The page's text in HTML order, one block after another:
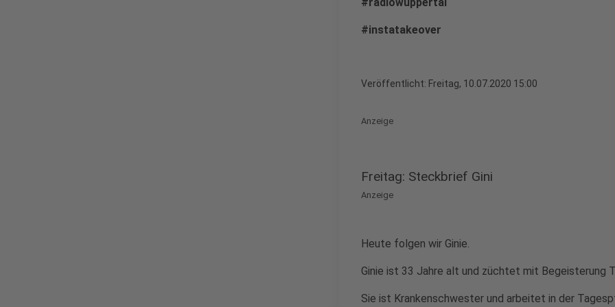
#instatakeover
Veröffentlicht: Freitag, 10.07.2020 15:00
Anzeige
Freitag: Steckbrief Gini
Anzeige
Heute folgen wir Ginie.
Ginie ist 33 Jahre alt und züchtet mit Begeisterung
Sie ist Krankenschwester und arbeitet in der